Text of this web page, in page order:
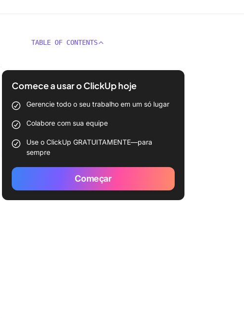
TABLE OF CONTENTS
Comece a usar o ClickUp hoje
Gerencie todo o seu trabalho em um só lugar
Colabore com sua equipe
Use o ClickUp GRATUITAMENTE—para
sempre
Começar